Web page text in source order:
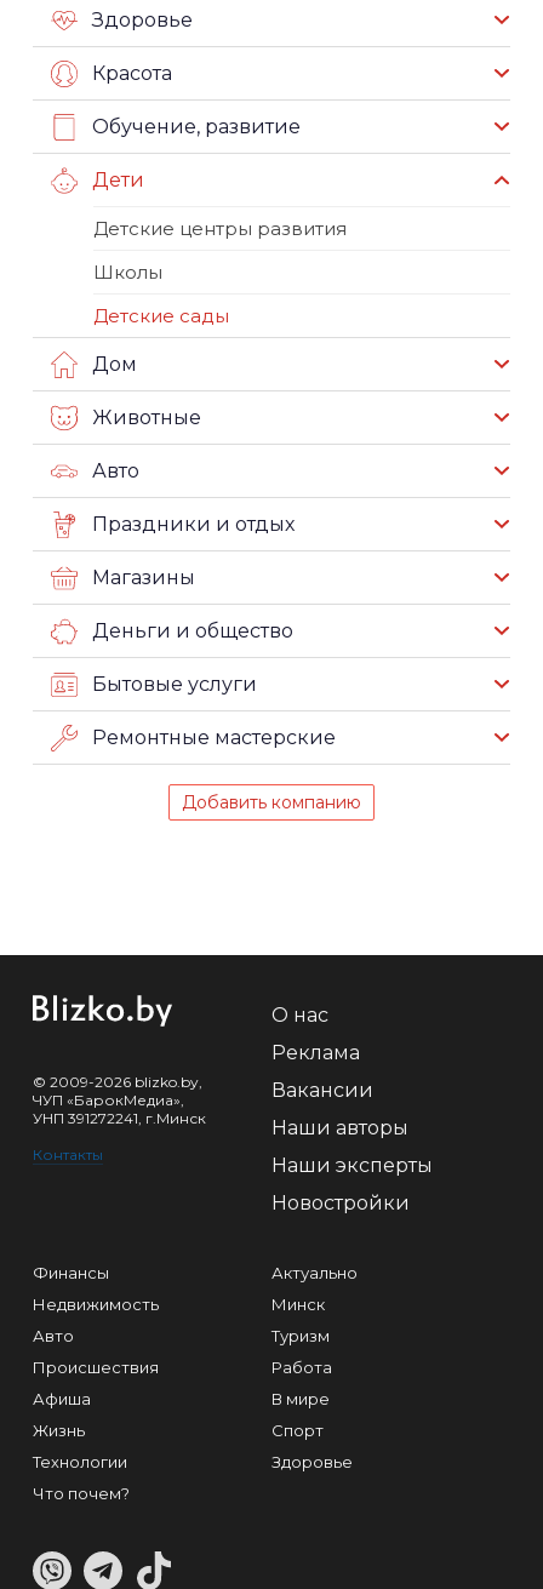
Здоровье
Красота
Обучение, развитие
Дети
Детские центры развития
Школы
Детские сады
Дом
Животные
Авто
Праздники и отдых
Магазины
Деньги и общество
Бытовые услуги
Ремонтные мастерские
Добавить компанию
© 2009-2026 blizko.by,
ЧУП «БарокМедиа»,
УНП 391272241, г.Минск
Контакты
О нас
Реклама
Вакансии
Наши авторы
Наши эксперты
Новостройки
Финансы
Недвижимость
Авто
Происшествия
Афиша
Жизнь
Технологии
Что почем?
Актуально
Минск
Туризм
Работа
В мире
Спорт
Здоровье